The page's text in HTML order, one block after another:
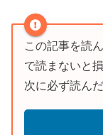
この記事を読
で読まないと損
次に必ず読ん